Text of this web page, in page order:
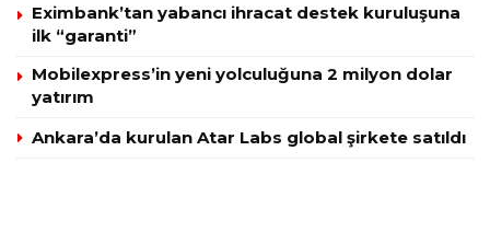
Eximbank’tan yabancı ihracat destek kuruluşuna
ilk “garanti”
Mobilexpress’in yeni yolculuğuna 2 milyon dolar
yatırım
Ankara’da kurulan Atar Labs global şirkete satıldı